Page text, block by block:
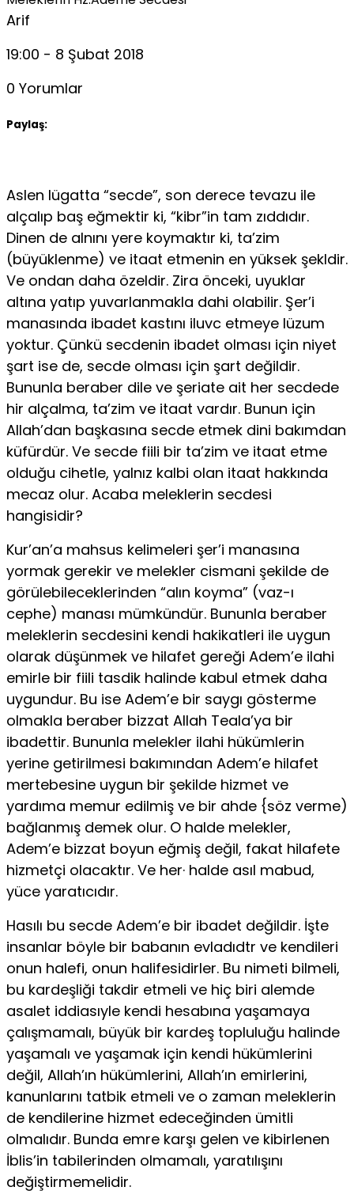
Arif
19:00 - 8 Şubat 2018
0 Yorumlar
Paylaş:
Aslen lügatta “secde”, son derece tevazu ile
alçalıp baş eğmektir ki, “kibr”in tam zıddıdır.
Dinen de alnını yere koymaktır ki, ta’zim
(büyüklenme) ve itaat etmenin en yüksek şekldir.
Ve ondan daha özeldir. Zira önceki, uyuklar
altına yatıp yuvarlanmakla dahi olabilir. Şer’i
manasında ibadet kastını iluvc etmeye lüzum
yoktur. Çünkü secdenin ibadet olması için niyet
şart ise de, secde olması için şart değildir.
Bununla beraber dile ve şeriate ait her secdede
hir alçalma, ta’zim ve itaat vardır. Bunun için
Allah’dan başkasına secde etmek dini bakımdan
küfürdür. Ve secde fiili bir ta’zim ve itaat etme
olduğu cihetle, yalnız kalbi olan itaat hakkında
mecaz olur. Acaba meleklerin secdesi
hangisidir?
Kur’an’a mahsus kelimeleri şer’i manasına
yormak gerekir ve melekler cismani şekilde de
görülebileceklerinden “alın koyma” (vaz-ı
cephe) manası mümkündür. Bununla beraber
meleklerin secdesini kendi hakikatleri ile uygun
olarak düşünmek ve hilafet gereği Adem’e ilahi
emirle bir fiili tasdik halinde kabul etmek daha
uygundur. Bu ise Adem’e bir saygı gösterme
olmakla beraber bizzat Allah Teala’ya bir
ibadettir. Bununla melekler ilahi hükümlerin
yerine getirilmesi bakımından Adem’e hilafet
mertebesine uygun bir şekilde hizmet ve
yardıma memur edilmiş ve bir ahde {söz verme)
bağlanmış demek olur. O halde melekler,
Adem’e bizzat boyun eğmiş değil, fakat hilafete
hizmetçi olacaktır. Ve her· halde asıl mabud,
yüce yaratıcıdır.
Hasılı bu secde Adem’e bir ibadet değildir. İşte
insanlar böyle bir babanın evladıdtr ve kendileri
onun halefi, onun halifesidirler. Bu nimeti bilmeli,
bu kardeşliği takdir etmeli ve hiç biri alemde
asalet iddiasıyle kendi hesabına yaşamaya
çalışmamalı, büyük bir kardeş topluluğu halinde
yaşamalı ve yaşamak için kendi hükümlerini
değil, Allah’ın hükümlerini, Allah’ın emirlerini,
kanunlarını tatbik etmeli ve o zaman meleklerin
de kendilerine hizmet edeceğinden ümitli
olmalıdır. Bunda emre karşı gelen ve kibirlenen
İblis’in tabilerinden olmamalı, yaratılışını
değiştirmemelidir.